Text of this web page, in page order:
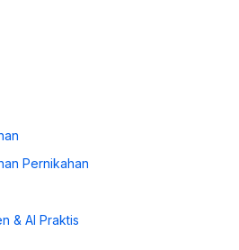
Pernikahan
& AI Praktis